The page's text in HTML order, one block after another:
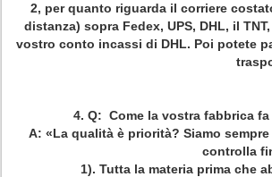
2, per quanto riguarda il corriere
distanza) sopra Fedex, UPS, DHL, il
vostro conto incassi di DHL. Poi potete
4. Q: Come la vostra fabbrica
A: «La qualità è priorità? Siamo
controlla
1). Tutta la materia prima che